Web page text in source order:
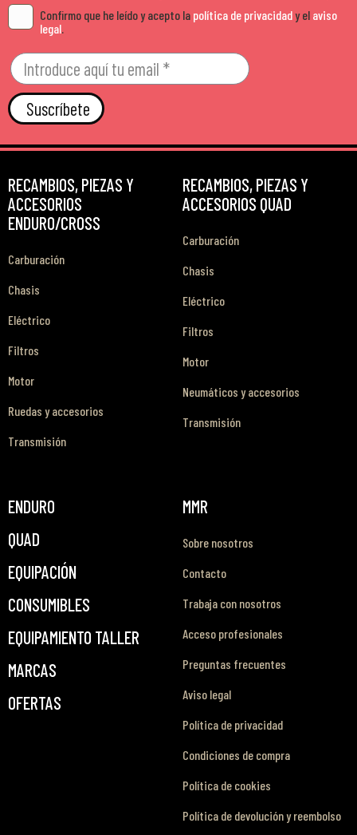
Confirmo que he leído y acepto la política de privacidady el aviso
legal
Suscríbete
RECAMBIOS, PIEZAS Y
ACCESORIOS
ENDURO/CROSS
Carburación
Chasis
Eléctrico
Filtros
Motor
Ruedas y accesorios
Transmisión
RECAMBIOS, PIEZAS Y
ACCESORIOS QUAD
Carburación
Chasis
Eléctrico
Filtros
Motor
Neumáticos y accesorios
Transmisión
ENDURO
QUAD
EQUIPACIÓN
CONSUMIBLES
EQUIPAMIENTO TALLER
MARCAS
OFERTAS
MMR
Sobre nosotros
Contacto
Trabaja con nosotros
Acceso profesionales
Preguntas frecuentes
Aviso legal
Política de privacidad
Condiciones de compra
Política de cookies
Política de devolución y reembolso